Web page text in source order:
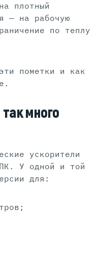
плотный
— на рабочую
по теплу
пометки и как
много
ускорители
У одной и той
для: